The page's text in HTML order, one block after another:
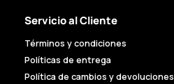
Servicio al Cliente
Términos y condiciones
Políticas de entrega
Política de cambios y devoluciones